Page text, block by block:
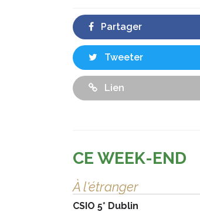
Partager
Tweeter
Lien
CE WEEK-END
À l'étranger
CSIO 5* Dublin